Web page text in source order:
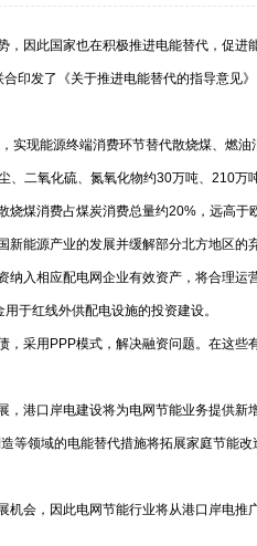
优势，因此国家也在积极推进电能替代
印发了《关于推进电能替代的指导意见
实现能源终端消费环节替代散烧煤、燃
烟尘、二氧化硫、氮氧化物约30万吨
煤消费占煤炭消费总量约20%，远高
我国新能源产业的发展并缓解部分北方
入相应配电网企业有效资产，将合理
资金用于红线外供配电设施的投资建设
采用PPP模式，解决融资问题。在这
港口岸电建设将为电网节能业务提供
领域的电能替代措施将拓展家庭节能
会，因此电网节能行业将从港口岸电